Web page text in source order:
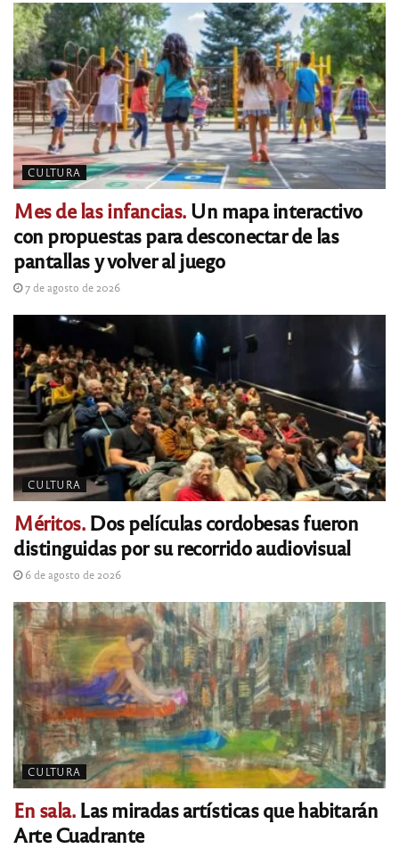
CULTURA
Mes de las infancias.Un mapa interactivo
con propuestas para desconectar de las
pantallas y volver al juego
7 de agosto de 2026
CULTURA
Méritos.Dos películas cordobesas fueron
distinguidas por su recorrido audiovisual
6 de agosto de 2026
CULTURA
En sala.Las miradas artísticas que habitarán
Arte Cuadrante